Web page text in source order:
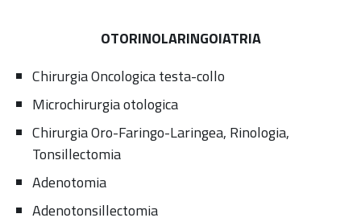
OTORINOLARINGOIATRIA
Chirurgia Oncologica testa-collo
Microchirurgia otologica
Chirurgia Oro-Faringo-Laringea, Rinologia,
Tonsillectomia
Adenotomia
Adenotonsillectomia